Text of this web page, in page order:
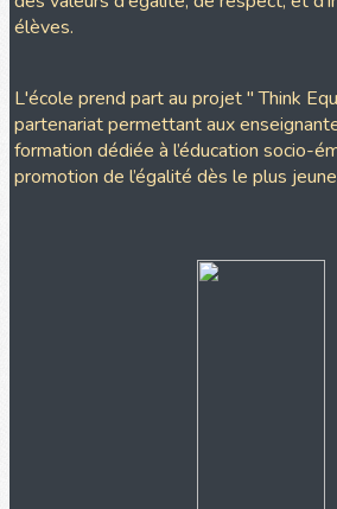
élèves.
L'école prend part au projet " Think
partenariat permettant aux
formation dédiée à l’éducation socio-
promotion de l’égalité dès le plus